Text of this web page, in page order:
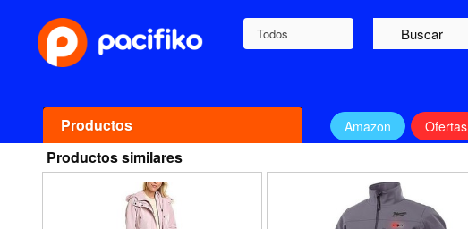
Todos
Productos Amazon Ofertas
Productos similares